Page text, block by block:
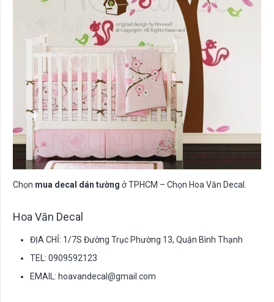
Chọn mua decal dán tường ở TPHCM – Chọn Hoa Văn Decal.
Hoa Văn Decal
ĐỊA CHỈ: 1/7S Đường Trục Phường 13, Quận Bình Thạnh
TEL: 0909592123
EMAIL: hoavandecal@gmail.com